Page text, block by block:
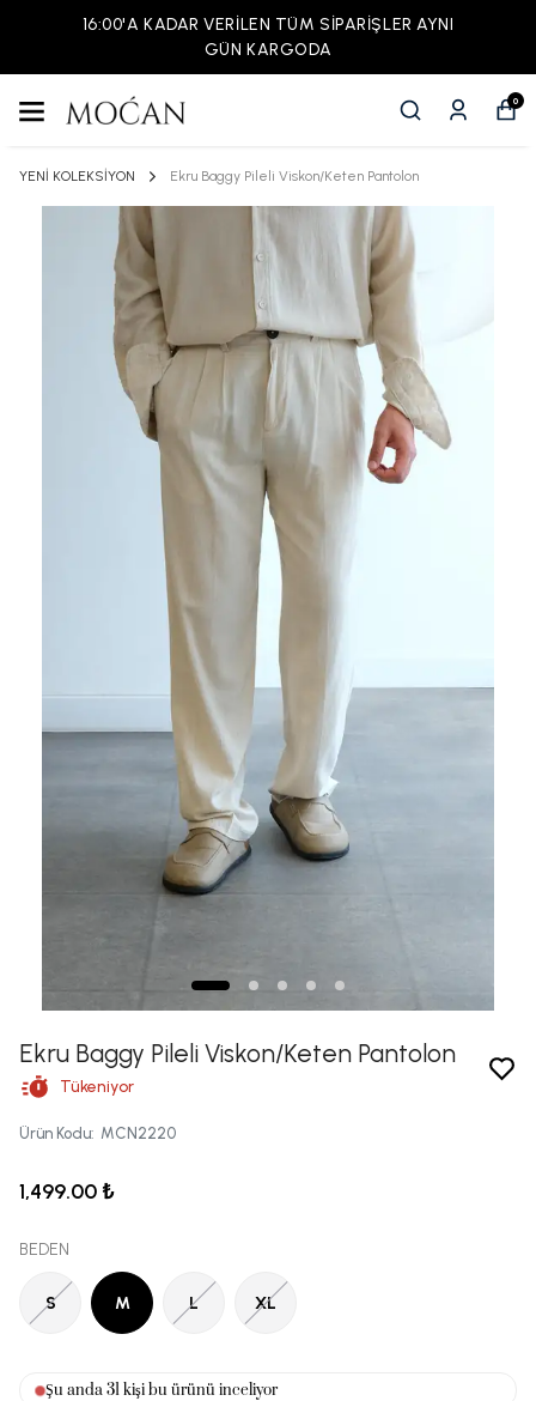
16:00'A KADAR VERİLEN TÜM SİPARİŞLER AYNI
GÜN KARGODA
0
YENİ KOLEKSİYON Ekru Baggy Pileli Viskon/Keten Pantolon
Ekru Baggy Pileli Viskon/Keten Pantolon
Tükeniyor
Ürün Kodu: MCN2220
1,499.00 ₺
BEDEN
S M L XL
Şu anda32kişi bu ürünü inceliyor